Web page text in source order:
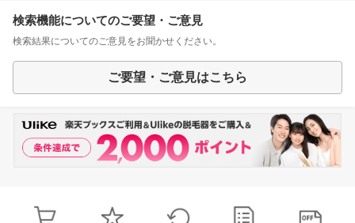
検索機能についてのご要望・ご意見
検索結果についてのご意見をお聞かせください。
ご要望・ご意見はこちら